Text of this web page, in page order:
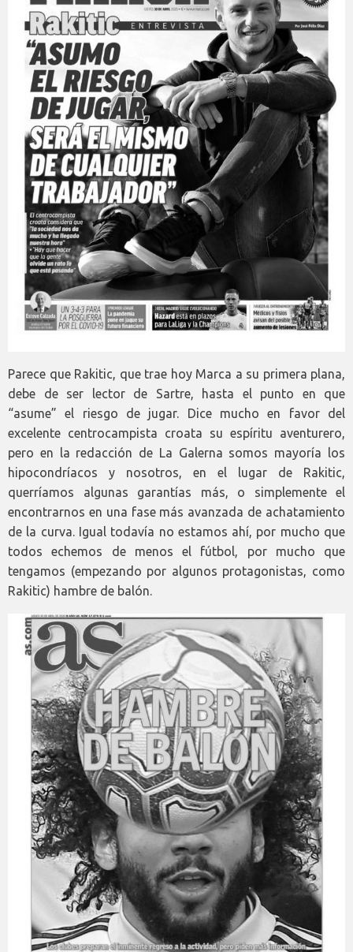
Parece que Rakitic, que trae hoy Marca a su primera plana,
debe de ser lector de Sartre, hasta el punto en que
“asume” el riesgo de jugar. Dice mucho en favor del
excelente centrocampista croata su espíritu aventurero,
pero en la redacción de La Galerna somos mayoría los
hipocondríacos y nosotros, en el lugar de Rakitic,
querríamos algunas garantías más, o simplemente el
encontrarnos en una fase más avanzada de achatamiento
de la curva. Igual todavía no estamos ahí, por mucho que
todos echemos de menos el fútbol, por mucho que
tengamos (empezando por algunos protagonistas, como
Rakitic) hambre de balón.